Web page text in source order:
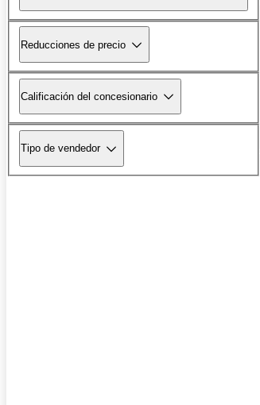
Reducciones de precio
Calificación del concesionario
Tipo de vendedor